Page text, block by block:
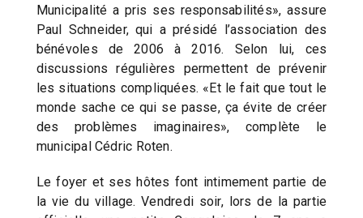
Municipalité a pris ses responsabilités», assure
Paul Schneider, qui a présidé l’association des
bénévoles de 2006 à 2016. Selon lui, ces
discussions régulières permettent de prévenir
les situations compliquées. «Et le fait que tout le
monde sache ce qui se passe, ça évite de créer
des problèmes imaginaires», complète le
municipal Cédric Roten.
Le foyer et ses hôtes font intimement partie de
la vie du village. Vendredi soir, lors de la partie